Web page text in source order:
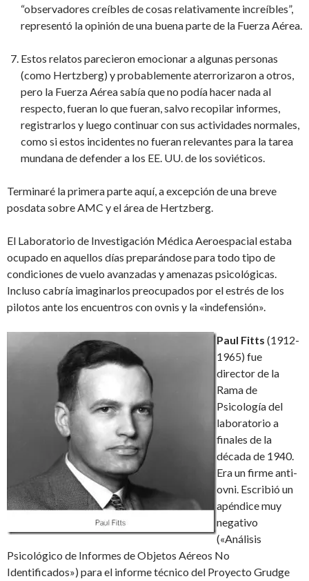
“observadores creíbles de cosas relativamente increíbles”,
representó la opinión de una buena parte de la Fuerza Aérea.
Estos relatos parecieron emocionar a algunas personas
(como Hertzberg) y probablemente aterrorizaron a otros,
pero la Fuerza Aérea sabía que no podía hacer nada al
respecto, fueran lo que fueran, salvo recopilar informes,
registrarlos y luego continuar con sus actividades normales,
como si estos incidentes no fueran relevantes para la tarea
mundana de defender a los EE. UU. de los soviéticos.
Terminaré la primera parte aquí, a excepción de una breve
posdata sobre AMC y el área de Hertzberg.
El Laboratorio de Investigación Médica Aeroespacial estaba
ocupado en aquellos días preparándose para todo tipo de
condiciones de vuelo avanzadas y amenazas psicológicas.
Incluso cabría imaginarlos preocupados por el estrés de los
pilotos ante los encuentros con ovnis y la «indefensión».
Paul Fitts (1912-
1965) fue
director de la
Rama de
Psicología del
laboratorio a
finales de la
década de 1940.
Era un firme anti-
ovni. Escribió un
apéndice muy
negativo
(«Análisis
Psicológico de Informes de Objetos Aéreos No
Identificados») para el informe técnico del Proyecto Grudge